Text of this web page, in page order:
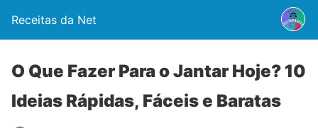
Receitas da Net
O Que Fazer Para o Jantar Hoje? 10
Ideias Rápidas, Fáceis e Baratas